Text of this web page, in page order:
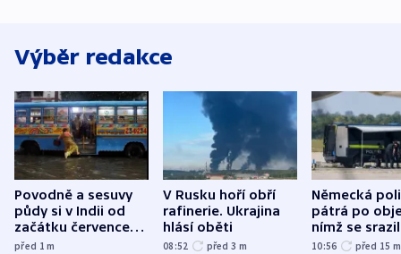
Výběr redakce
Povodně a sesuvy
půdy si v Indii od
začátku července
vyžádaly přes 130
před 1m
V Rusku hoří obří
rafinerie. Ukrajina
hlásí oběti
08:52 před 3 m
Německá
pátrá po
nímž se
letadlo u
10:56 před 15 m